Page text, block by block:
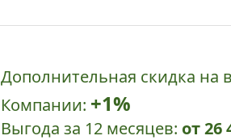
Дополнительная скидка на
Компании: +1%
Выгода за 12 месяцев: от 26